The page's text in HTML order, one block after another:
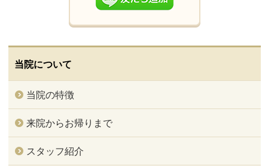
当院について
当院の特徴
来院からお帰りまで
スタッフ紹介